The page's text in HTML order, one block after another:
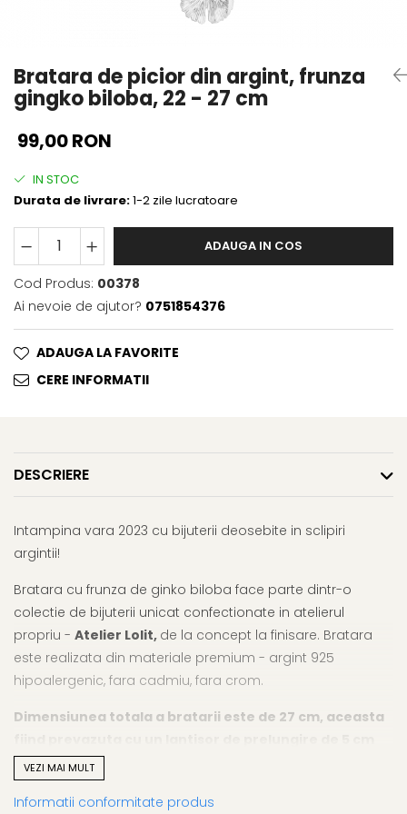
Bratara de picior din argint, frunza
gingko biloba, 22 - 27 cm
99,00 RON
IN STOC
Durata de livrare:1-2 zile lucratoare
ADAUGA IN COS
Cod Produs: 00378
Ai nevoie de ajutor? 0751854376
ADAUGA LA FAVORITE
CERE INFORMATII
DESCRIERE
Intampina vara 2023 cu bijuterii deosebite in sclipiri
argintii!
Bratara cu frunza de ginko biloba face parte dintr-o
colectie de bijuterii unicat confectionate in atelierul
propriu - Atelier Lolit, de la concept la finisare. Bratara
este realizata din materiale premium - argint 925
hipoalergenic, fara cadmiu, fara crom.
Dimensiunea totala a bratarii este de 27 cm, aceasta
(22+5cm).
Bijuteria vine ambalata intr-o cutie pentru bijuterii, insotita
VEZI MAI MULT
Informatii conformitate produs